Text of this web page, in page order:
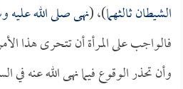
الشيطان ثالثهما)، (نهى صلى الله عليه
فالواجب على المرأة أن تتحرى هذا
وأن تحذر الوقوع فيما نهى الله عنه في